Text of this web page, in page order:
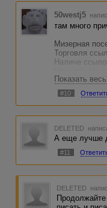
50westj5
там много
Мизерная
Торговля
Наличе
Отсутствие
Элементы
источник
Показать
#10
DELETED
А еще лучше
#11
DELETED
Продолжайте